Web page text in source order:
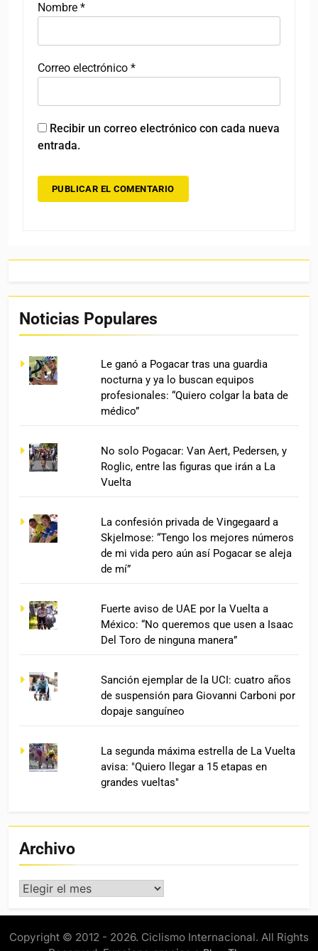
Nombre *
Correo electrónico *
Recibir un correo electrónico con cada nueva
entrada.
Noticias Populares
Le ganó a Pogacar tras una guardia
nocturna y ya lo buscan equipos
profesionales: “Quiero colgar la bata de
médico”
No solo Pogacar: Van Aert, Pedersen, y
Roglic, entre las figuras que irán a La
Vuelta
La confesión privada de Vingegaard a
Skjelmose: “Tengo los mejores números
de mi vida pero aún así Pogacar se aleja
de mí”
Fuerte aviso de UAE por la Vuelta a
México: “No queremos que usen a Isaac
Del Toro de ninguna manera”
Sanción ejemplar de la UCI: cuatro años
de suspensión para Giovanni Carboni por
dopaje sanguíneo
La segunda máxima estrella de La Vuelta
avisa: "Quiero llegar a 15 etapas en
grandes vueltas"
Archivo
Archivo
Copyright © 2012 - 2026. Ciclismo Internacional. All Rights